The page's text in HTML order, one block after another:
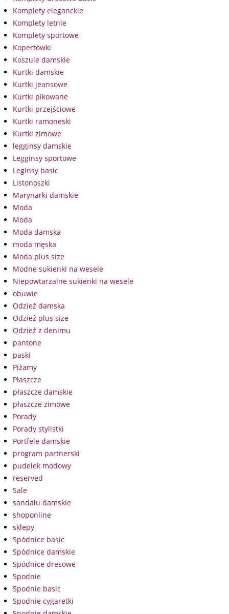
Komplety eleganckie
Komplety letnie
Komplety sportowe
Kopertówki
Koszule damskie
Kurtki damskie
Kurtki jeansowe
Kurtki pikowane
Kurtki przejściowe
Kurtki ramoneski
Kurtki zimowe
legginsy damskie
Legginsy sportowe
Leginsy basic
Listonoszki
Marynarki damskie
Moda
Moda
Moda damska
moda męska
Moda plus size
Modne sukienki na wesele
Niepowtarzalne sukienki na wesele
obuwie
Odzież damska
Odzież plus size
Odzież z denimu
pantone
paski
Piżamy
Płaszcze
płaszcze damskie
płaszcze zimowe
Porady
Porady stylistki
Portfele damskie
program partnerski
pudelek modowy
reserved
Sale
sandału damskie
shoponline
sklepy
Spódnice basic
Spódnice damskie
Spódnice dresowe
Spodnie
Spodnie basic
Spodnie cygaretki